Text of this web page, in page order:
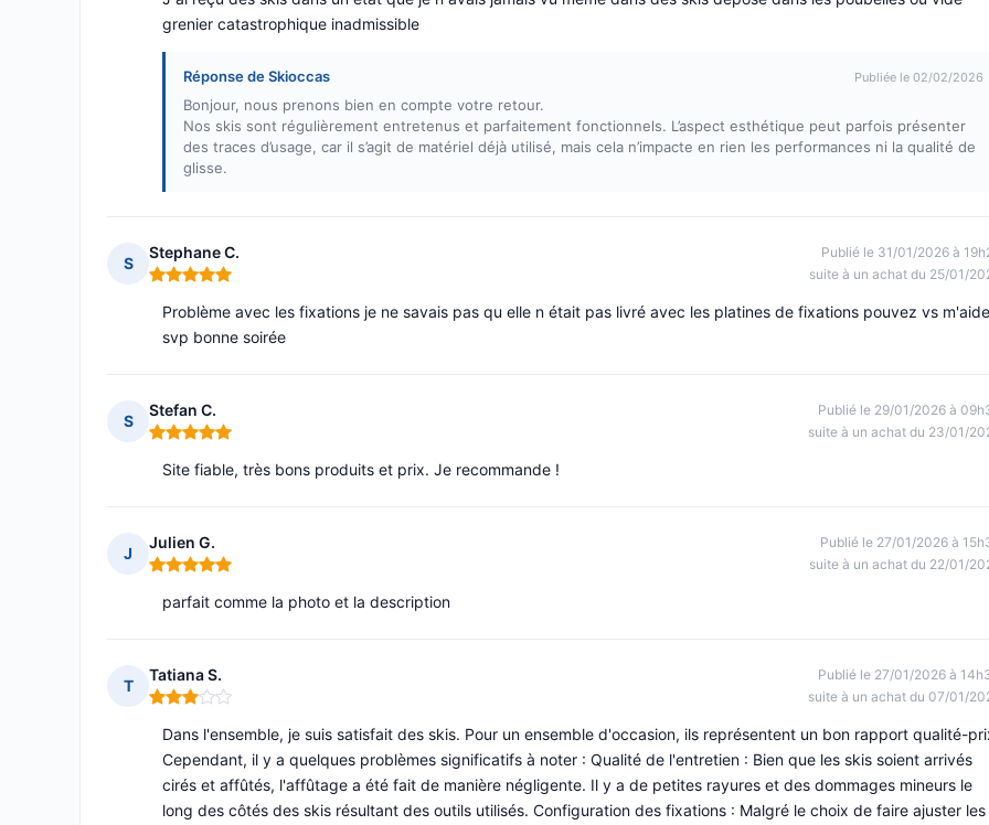
grenier catastrophique inadmissible
Réponse de Skioccas Publiée le 02/02/2026
Bonjour, nous prenons bien en compte votre retour.
Nos skis sont régulièrement entretenus et parfaitement fonctionnels. L’aspect esthétique peut parfois présenter
des traces d’usage, car il s’agit de matériel déjà utilisé, mais cela n’impacte en rien les performances ni la qualité de
glisse.
S
Stephane C.
Note : 5 sur 5
Publié le 31/01/2026 à
suite à un achat du 25/01/
Problème avec les fixations je ne savais pas qu elle n était pas livré avec les platines de fixations pouvez vs
svp bonne soirée
S
Stefan C.
Note : 5 sur 5
Publié le 29/01/2026 à
suite à un achat du 23/01/
Site fiable, très bons produits et prix. Je recommande !
J
Julien G.
Note : 5 sur 5
Publié le 27/01/2026 à
suite à un achat du 22/01/
parfait comme la photo et la description
T
Tatiana S.
Note : 3 sur 5
Publié le 27/01/2026 à
suite à un achat du 07/01/
Dans l'ensemble, je suis satisfait des skis. Pour un ensemble d'occasion, ils représentent un bon rapport qualité-
Cependant, il y a quelques problèmes significatifs à noter : Qualité de l'entretien : Bien que les skis soient arrivés
cirés et affûtés, l'affûtage a été fait de manière négligente. Il y a de petites rayures et des dommages mineurs le
long des côtés des skis résultant des outils utilisés. Configuration des fixations : Malgré le choix de faire ajuster les